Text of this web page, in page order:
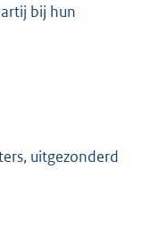
bij hun
uitgezonderd